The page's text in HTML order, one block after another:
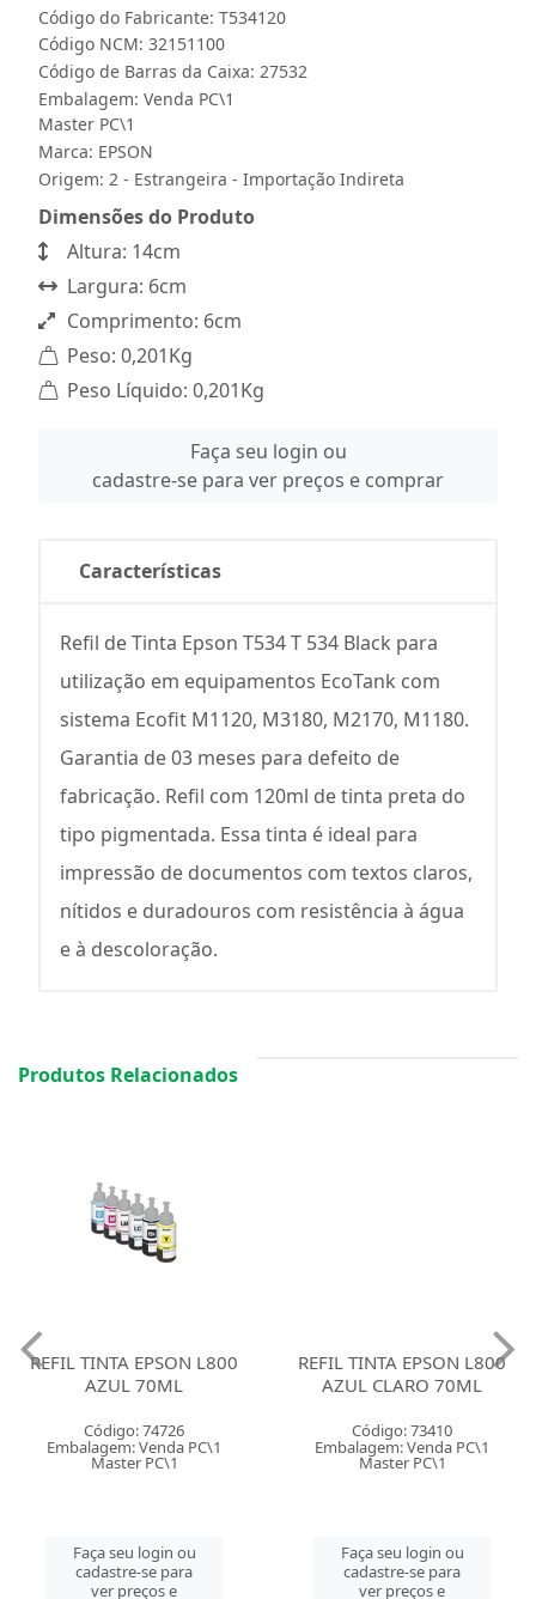
Código do Fabricante: T534120
Código NCM: 32151100
Código de Barras da Caixa: 27532
Embalagem: Venda PC\1
Master PC\1
Marca: EPSON
Origem: 2 - Estrangeira - Importação Indireta
Dimensões do Produto
Altura: 14cm
Largura: 6cm
Comprimento: 6cm
Peso: 0,201Kg
Peso Líquido: 0,201Kg
Faça seu login ou
cadastre-se para ver preços e comprar
Características
Refil de Tinta Epson T534 T 534 Black para
utilização em equipamentos EcoTank com
sistema Ecofit M1120, M3180, M2170, M1180.
Garantia de 03 meses para defeito de
fabricação. Refil com 120ml de tinta preta do
tipo pigmentada. Essa tinta é ideal para
impressão de documentos com textos claros,
nítidos e duradouros com resistência à água
e à descoloração.
Produtos Relacionados
REFIL TINTA EPSON L800
AZUL 70ML
Código: 74726
Embalagem: Venda PC\1
Master PC\1
Faça seu login ou
cadastre-se para
ver preços e
REFIL TINTA EPSON L800
AZUL CLARO 70ML
Código: 73410
Embalagem: Venda PC\1
Master PC\1
Faça seu login ou
cadastre-se para
ver preços e